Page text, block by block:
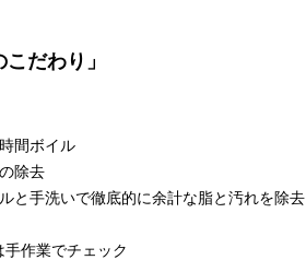
だわり」
間ボイル
除去
と手洗いで徹底的に余計な脂と汚れを除去
手作業でチェック